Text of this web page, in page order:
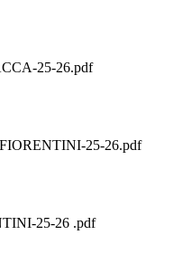
25-26.pdf
25-26.pdf
25-26 .pdf